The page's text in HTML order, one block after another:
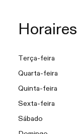
Horaires
Terça-feira
Quarta-feira
Quinta-feira
Sexta-feira
Sábado